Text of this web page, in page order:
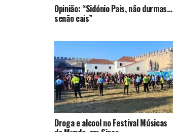
Opinião: “Sidónio Pais, não durmas…
senão cais”
Droga e alcool no Festival Músicas